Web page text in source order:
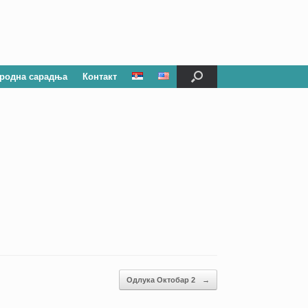
сарадња Контакт
Одлука Октобар 2 →